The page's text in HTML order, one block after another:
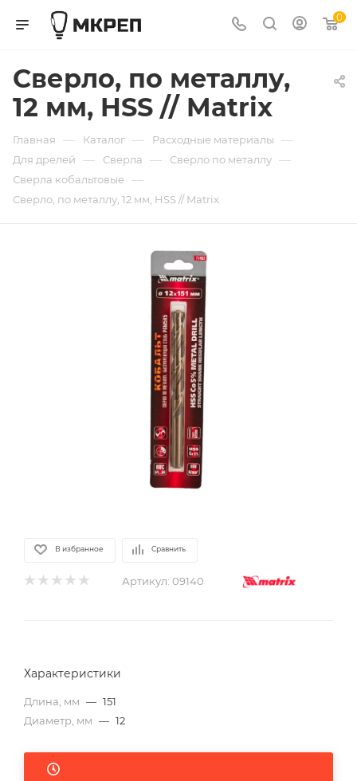
0
Сверло, по металлу,
12 мм, HSS // Matrix
Главная — Каталог — Расходные материалы —
Для дрелей — Сверла — Сверло по металлу —
Сверла кобальтовые —
Сверло, по металлу, 12 мм, HSS // Matrix
В избранное Сравнить
Артикул: 09140
Характеристики
Длина, мм — 151
Диаметр, мм — 12